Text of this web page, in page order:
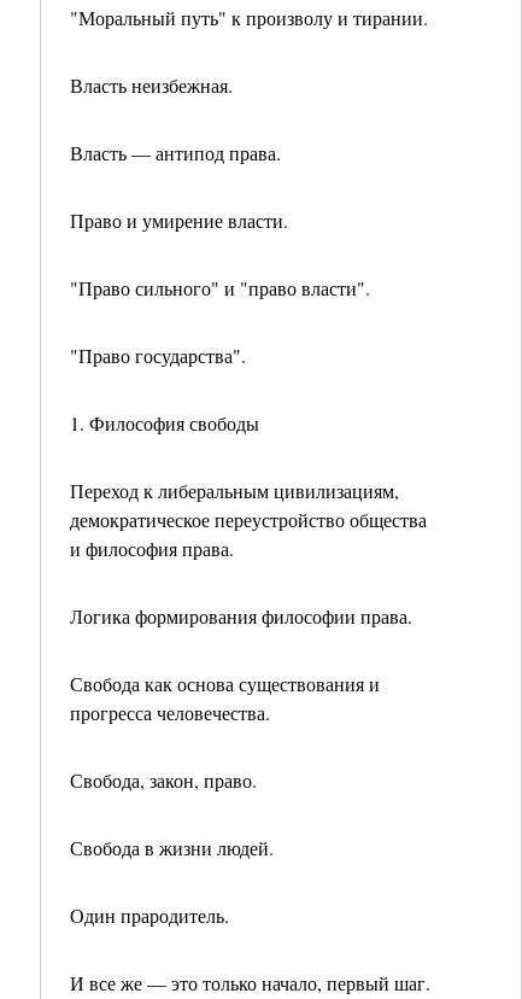
"Моральный путь" к произволу и тирании.
Власть неизбежная.
Власть — антипод права.
Право и умирение власти.
"Право сильного" и "право власти".
"Право государства".
1. Философия свободы
Переход к либеральным цивилизациям,
демократи­ческое переустройство общества
и философия права.
Логика формирования философии права.
Свобода как основа существования и
прогресса че­ловечества.
Свобода, закон, право.
Свобода в жизни людей.
Один прародитель.
И все же — это только начало, первый шаг.